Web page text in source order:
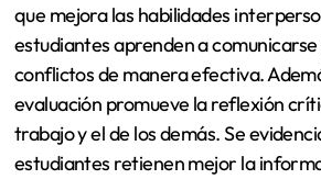
que mejora las habilidades
estudiantes aprenden a
conflictos de manera efectiva.
evaluación promueve la reflexión
trabajo y el de los demás. Se
estudiantes retienen mejor la